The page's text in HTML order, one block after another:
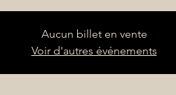
Aucun billet en vente
Voir d'autres événements